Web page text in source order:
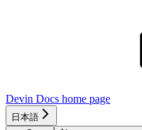
Devin Docs home page
日本語